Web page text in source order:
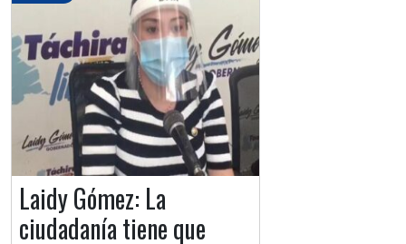
Laidy Gómez: La
ciudadanía tiene que